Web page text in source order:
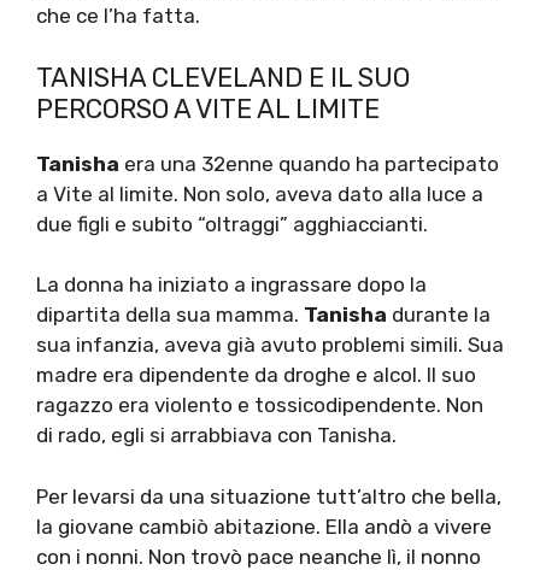
che ce l’ha fatta.
TANISHA CLEVELAND E IL SUO
PERCORSO A VITE AL LIMITE
Tanisha era una 32enne quando ha partecipato
a Vite al limite. Non solo, aveva dato alla luce a
due figli e subito “oltraggi” agghiaccianti.
La donna ha iniziato a ingrassare dopo la
dipartita della sua mamma. Tanisha durante la
sua infanzia, aveva già avuto problemi simili. Sua
madre era dipendente da droghe e alcol. Il suo
ragazzo era violento e tossicodipendente. Non
di rado, egli si arrabbiava con Tanisha.
Per levarsi da una situazione tutt’altro che bella,
la giovane cambiò abitazione. Ella andò a vivere
con i nonni. Non trovò pace neanche lì, il nonno